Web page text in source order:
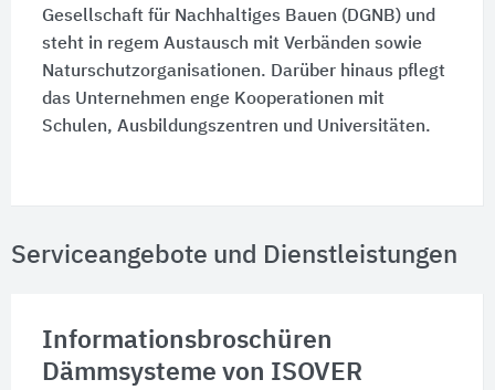
Gesellschaft für Nachhaltiges Bauen (DGNB) und
steht in regem Austausch mit Verbänden sowie
Naturschutzorganisationen. Darüber hinaus pflegt
das Unternehmen enge Kooperationen mit
Schulen, Ausbildungszentren und Universitäten.
Serviceangebote und Dienstleistungen
Informationsbroschüren
Dämmsysteme von ISOVER